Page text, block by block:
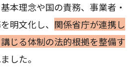
本理念や国の責務、事業者・
明文化し、 関係省庁が連携し
じる体制の法的根拠を整備す
した。